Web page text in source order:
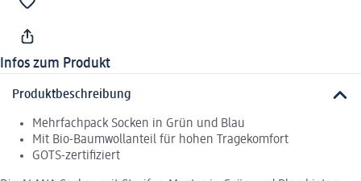
Infos zum Produkt
Produktbeschreibung
Mehrfachpack Socken in Grün und Blau
Mit Bio-Baumwollanteil für hohen Tragekomfort
GOTS-zertifiziert